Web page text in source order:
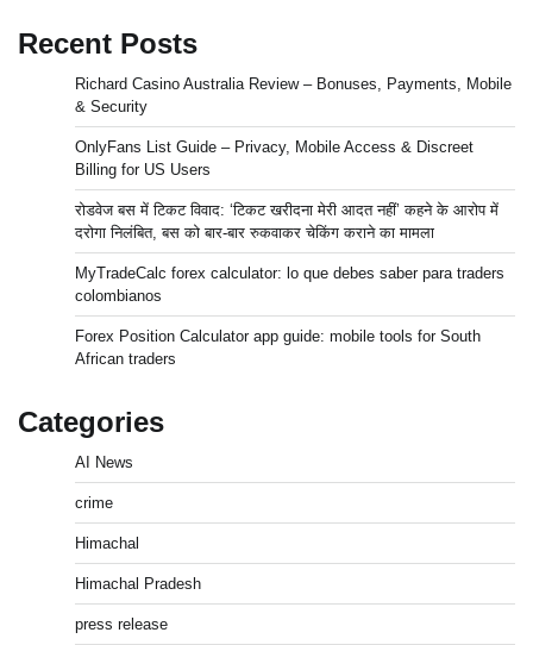
Recent Posts
Richard Casino Australia Review – Bonuses, Payments, Mobile
& Security
OnlyFans List Guide – Privacy, Mobile Access & Discreet
Billing for US Users
रोडवेज बस में टिकट विवाद: ‘टिकट खरीदना मेरी आदत नहीं’ कहने के आरोप में
दरोगा निलंबित, बस को बार-बार रुकवाकर चेकिंग कराने का मामला
MyTradeCalc forex calculator: lo que debes saber para traders
colombianos
Forex Position Calculator app guide: mobile tools for South
African traders
Categories
AI News
crime
Himachal
Himachal Pradesh
press release